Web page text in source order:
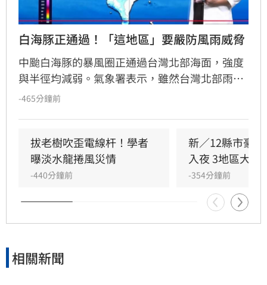
白海豚正通過！「這地區」要嚴防風雨威脅
中颱白海豚的暴風圈正通過台灣北部海面，強度
與半徑均減弱。氣象署表示，雖然台灣北部雨勢
將逐漸趨緩，但馬祖地區傍晚至晚間仍面臨劇烈
（10）日中南部地區仍有斷斷續續陣雨，南部山
區與大台北地區須提防局部大雨。
-465分鐘前
拔老樹吹歪電線杆！學者
曝淡水龍捲風災情
-440分鐘前
新／12縣市豪
入夜 3地區大豪
-354分鐘前
相關新聞